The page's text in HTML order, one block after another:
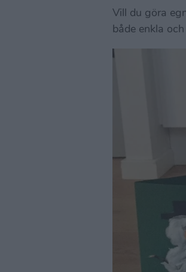
Vill du göra
både enkla